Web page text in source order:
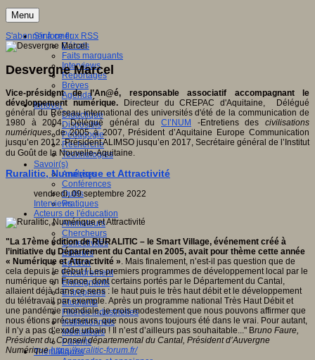
Menu
S'informer
Débats
Faits marquants
Interviews
Reportages
Brèves
Agenda
Innover
Didactique
Dispositifs
Pédagogie
Recherche
Technologies
Savoir(s)
Analyses
Conférences
Outils
Pratiques
Acteurs de l'éducation
Animateurs
Chercheurs
Collectivités
Editeurs
EdTech
Encadrement
Enseignants
Entreprises
Etudiants
Filières industrielles
Institutionnels
Médiateurs
Parents
Thématiques
S'abonner à ce flux RSS
Desvergne Marcel
Vice-président de l’An@é, responsable associatif accompagnant le
développement numérique.Directeur du CREPAC d'Aquitaine, Délégué
général du Réseau international des universités d'été de la communication de
1980 à 2004, Délégué général du CI’NUM -Entretiens des civilisations
numériquesde 2005 à 2007, Président d’Aquitaine Europe Communication
jusqu’en 2012. Président ALIMSO jusqu’en 2017, Secrétaire général de l’Institut
du Goût de la Nouvelle-Aquitaine.
Ruralitic, Numérique et Attractivité
vendredi, 09 septembre 2022
Interviews
"La 17ème édition de RURALITIC – le Smart Village, événement créé à
l’initiative du Département du Cantal en 2005, avait pour thème cette année
« Numérique et Attractivité ». Mais finalement, n’est-il pas question que de
cela depuis le début ! Les premiers programmes de développement local par le
numérique en France, dont certains portés par le Département du Cantal,
allaient déjà dans ce sens : le haut puis le très haut débit et le développement
du télétravail par exemple. Après un programme national Très Haut Débit et
une pandémie mondiale, je crois modestement que nous pouvons affirmer que
nous étions précurseurs, que nous avons toujours été dans le vrai. Pour autant,
il n’y a pas d’exode urbain ! Il n’est d’ailleurs pas souhaitable..." Bruno Faure,
Président du Conseil départemental du Cantal, Président d’Auvergne
Numériquehttps://ruralitic-forum.fr/